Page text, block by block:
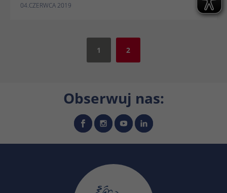
04.CZERWCA 2019
1 2
Obserwuj nas: